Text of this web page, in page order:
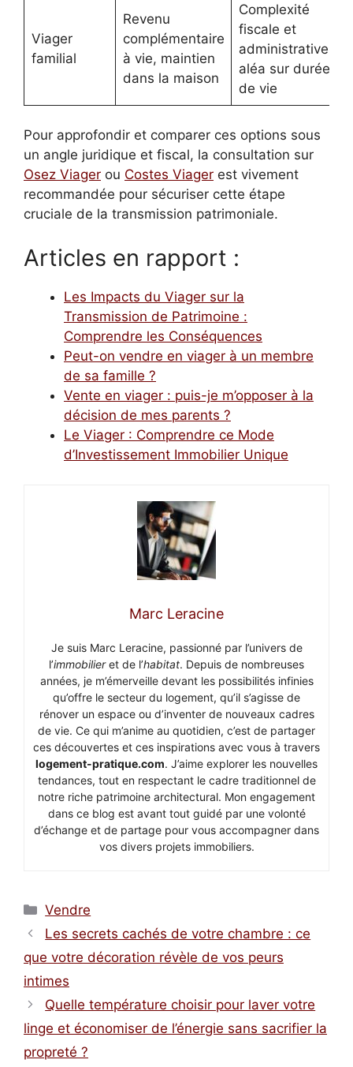
Viager
familial
Revenu
complémentaire
à vie, maintien
dans la maison
Complexité
fiscale et
administrative,
aléa sur durée
de vie
Pour approfondir et comparer ces options sous
un angle juridique et fiscal, la consultation sur
Osez Viager ou Costes Viager est vivement
recommandée pour sécuriser cette étape
cruciale de la transmission patrimoniale.
Articles en rapport :
Les Impacts du Viager sur la
Transmission de Patrimoine :
Comprendre les Conséquences
Peut-on vendre en viager à un membre
de sa famille ?
Vente en viager : puis-je m’opposer à la
décision de mes parents ?
Le Viager : Comprendre ce Mode
d’Investissement Immobilier Unique
Marc Leracine
Je suis Marc Leracine, passionné par l’univers de
l’immobilieret de l’habitat. Depuis de nombreuses
années, je m’émerveille devant les possibilités infinies
qu’offre le secteur du logement, qu’il s’agisse de
rénover un espace ou d’inventer de nouveaux cadres
de vie. Ce qui m’anime au quotidien, c’est de partager
ces découvertes et ces inspirations avec vous à travers
logement-pratique.com. J’aime explorer les nouvelles
tendances, tout en respectant le cadre traditionnel de
notre riche patrimoine architectural. Mon engagement
dans ce blog est avant tout guidé par une volonté
d’échange et de partage pour vous accompagner dans
vos divers projets immobiliers.
Catégories
Vendre
Les secrets cachés de votre chambre : ce
que votre décoration révèle de vos peurs
intimes
Quelle température choisir pour laver votre
linge et économiser de l’énergie sans sacrifier la
propreté ?